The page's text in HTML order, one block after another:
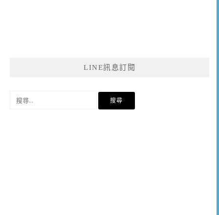
LINE訊息訂閱